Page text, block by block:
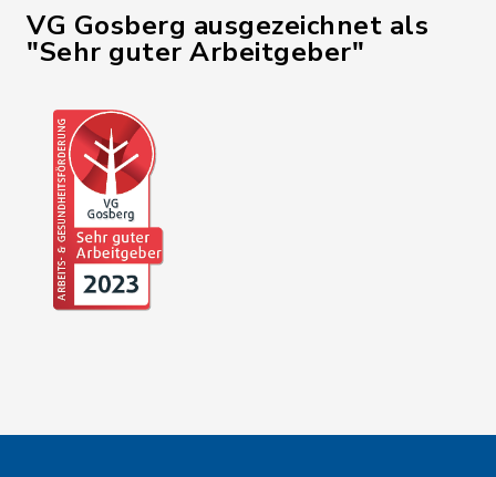
VG Gosberg ausgezeichnet als
"Sehr guter Arbeitgeber"